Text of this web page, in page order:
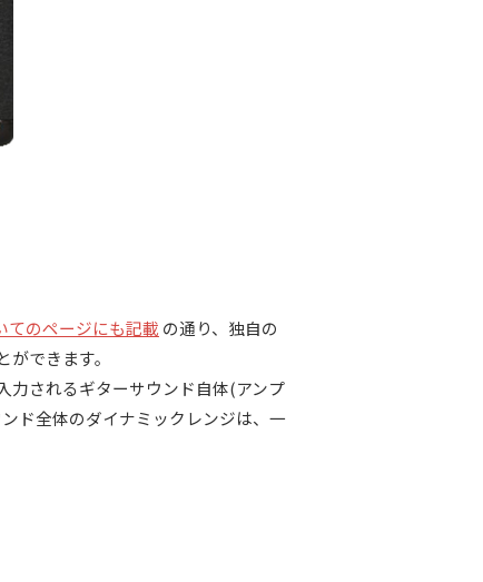
てのページにも記載 の通り、独自の
できます。
力されるギターサウンド自体(アンプ
ド全体のダイナミックレンジは、一